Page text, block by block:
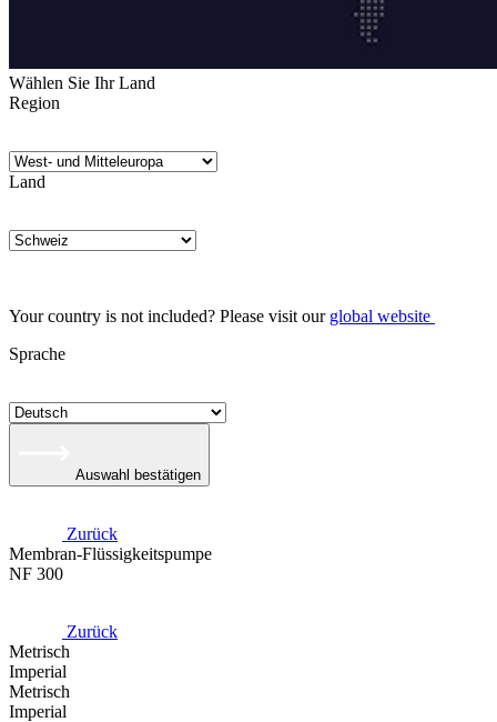
Wählen Sie Ihr Land
Region
Land
Your country is not included? Please visit our global website
Sprache
Auswahl bestätigen
Zurück
Membran-Flüssigkeitspumpe
NF 300
Zurück
Metrisch
Imperial
Metrisch
Imperial